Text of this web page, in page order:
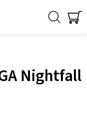
Nightfall